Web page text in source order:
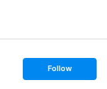
s
t
Follow